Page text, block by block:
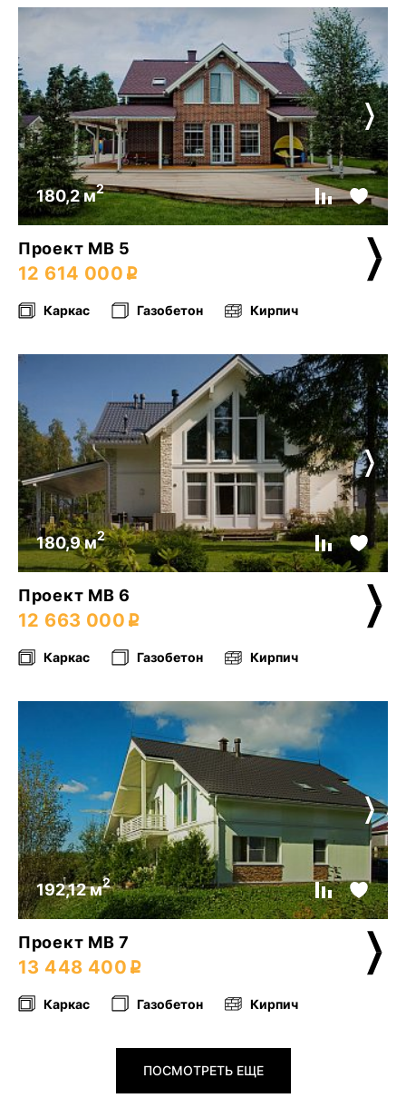
180,2 м2
Проект МВ 5
12 614 000
Каркас Газобетон Кирпич
180,9 м2
Проект МВ 6
12 663 000
Каркас Газобетон Кирпич
192,12 м2
Проект МВ 7
13 448 400
Каркас Газобетон Кирпич
ПОСМОТРЕТЬ ЕЩЕ